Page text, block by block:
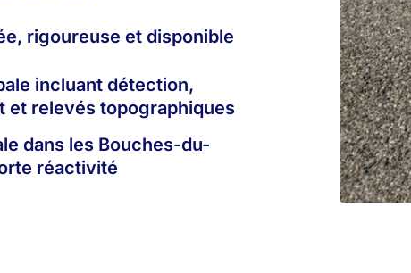
rigoureuse et disponible
incluant détection,
et relevés topographiques
dans les Bouches-du-
réactivité